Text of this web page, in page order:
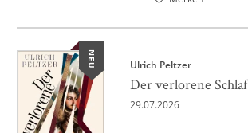
NEU Ulrich Peltzer
Der verlorene Schlaf
29.07.2026